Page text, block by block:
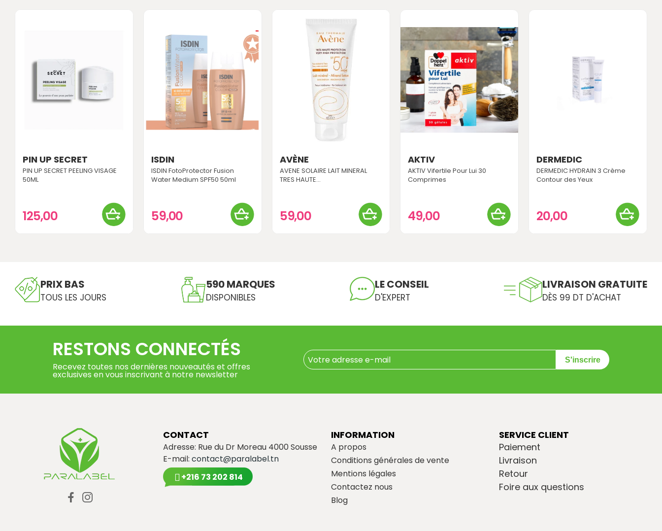
PIN UP SECRET
PIN UP SECRET PEELING VISAGE
50ML
125,00
ISDIN
ISDIN FotoProtector Fusion
Water Medium SPF50 50ml
59,00
AVÈNE
AVENE SOLAIRE LAIT MINERAL
TRES HAUTE...
59,00
AKTIV
AKTIV Vifertile Pour Lui 30
Comprimes
49,00
DERMEDIC
DERMEDIC HYDRAIN 3 Crème
Contour des Yeux
20,00
PRIX BAS
TOUS LES JOURS
590 MARQUES
DISPONIBLES
LE CONSEIL
D'EXPERT
LIVRAISON GRATUITE
DÈS 99 DT D'ACHAT
RESTONS CONNECTÉS
Recevez toutes nos dernières nouveautés et offres
exclusives en vous inscrivant à notre newsletter
S'inscrire
CONTACT
Adresse: Rue du Dr Moreau 4000 Sousse
E-mail: contact@paralabel.tn
+216 73 202 814
INFORMATION
A propos
Conditions générales de vente
Mentions légales
Contactez nous
Blog
SERVICE CLIENT
Paiement
Livraison
Retour
Foire aux questions